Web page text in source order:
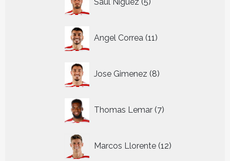
producten
Angel Correa 11
producten
Jose Gimenez 8
producten
Thomas Lemar 7
producten
Marcos Llorente 12
producten